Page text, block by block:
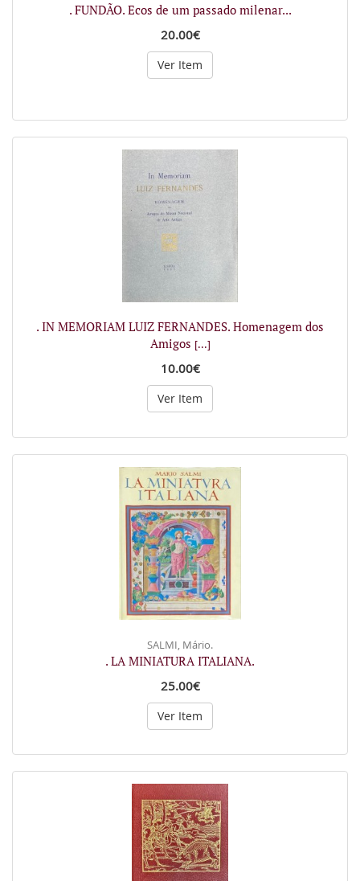
. FUNDÃO. Ecos de um passado milenar...
20.00€
Ver Item
. IN MEMORIAM LUIZ FERNANDES. Homenagem dos
Amigos [...]
10.00€
Ver Item
SALMI, Mário.
. LA MINIATURA ITALIANA.
25.00€
Ver Item